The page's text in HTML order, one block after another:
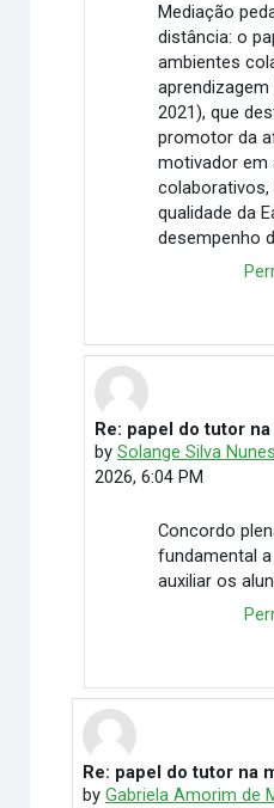
Mediação
distância: o
ambientes
aprendizagem
2021), que
promotor da
motivador em
qualidade da
desempenho
In reply to Hairton
Re: papel do tutor
bySolange Silva Nunes
2026, 6:04 PM
Concordo
fundamental
auxiliar os
In reply to Elimar
Re: papel do tutor na
by Gabriela Amorim de